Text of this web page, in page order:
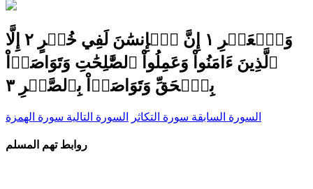
وَٱلۡعَصۡرِ ١ إِنَّ ٱلۡإِنسَٰنَ لَفِي خُسۡرٍ ٢ إِلَّا
ٱلَّذِينَ ءَامَنُواْ وَعَمِلُواْ ٱلصَّٰلِحَٰتِ وَتَوَاصَوۡاْ
بِٱلۡحَقِّ وَتَوَاصَوۡاْ بِٱلصَّبۡرِ ٣
السورة السابقة سورة التكاثر السورة التالية سورة الهمزة
روابط تهم المسلم